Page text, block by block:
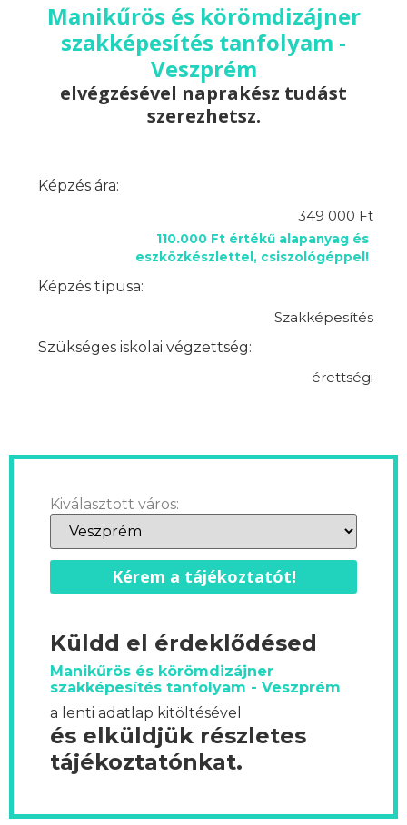
Manikűrös és körömdizájner
szakképesítés tanfolyam -
Veszprém
elvégzésével naprakész tudást
szerezhetsz.
Képzés ára:
349 000 Ft
110.000 Ft értékű alapanyag és
eszközkészlettel, csiszológéppel!
Képzés típusa:
Szakképesítés
Szükséges iskolai végzettség:
érettségi
Kiválasztott város:
Kérem a tájékoztatót!
Küldd el érdeklődésed
Manikűrös és körömdizájner
szakképesítés tanfolyam - Veszprém
a lenti adatlap kitöltésével
és elküldjük részletes
tájékoztatónkat.